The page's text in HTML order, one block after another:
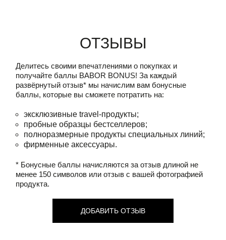
Отзывы
Делитесь своими впечатлениями о покупках и
получайте баллы BABOR BONUS! За каждый
развёрнутый отзыв* мы начислим вам бонусные
баллы, которые вы сможете потратить на:
эксклюзивные travel-продукты;
пробные образцы бестселлеров;
полноразмерные продукты специальных линий;
фирменные аксессуары.
* Бонусные баллы начисляются за отзыв длиной не
менее 150 символов или отзыв с вашей фотографией
продукта.
ДОБАВИТЬ ОТЗЫВ